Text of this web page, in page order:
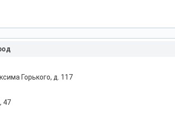
Горького, д. 117
47